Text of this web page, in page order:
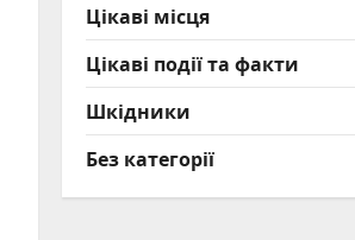
Цікаві місця
Цікаві події та факти
Шкідники
Без категорії